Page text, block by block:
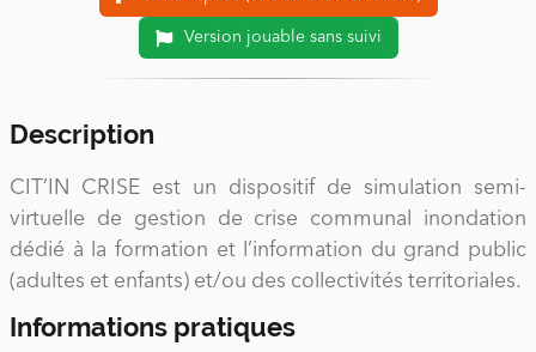
Version jouable sans suivi
Description
CIT’IN CRISE est un dispositif de simulation semi-
virtuelle de gestion de crise communal inondation
dédié à la formation et l’information du grand public
(adultes et enfants) et/ou des collectivités territoriales.
Informations pratiques